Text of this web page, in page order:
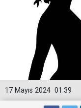
01:39
17 Mayıs 2024